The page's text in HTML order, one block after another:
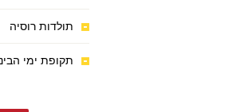
תולדות רוסיה
תקופת ימי